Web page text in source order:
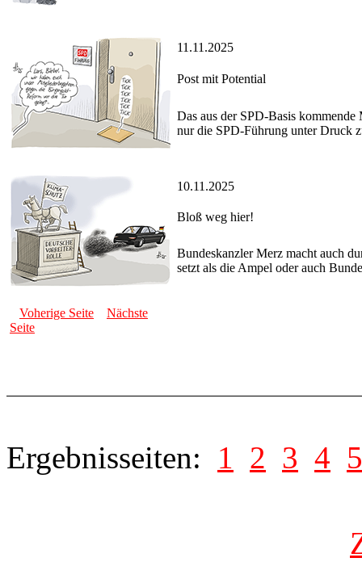
11.11.2025
Post mit Potential
Das aus der SPD-Basis
nur die SPD-Führung unter Druck
10.11.2025
Bloß weg hier!
Bundeskanzler Merz macht auch
setzt als die Ampel oder auch
Voherige Seite
Nächste
Seite
Ergebnisseiten: 1 2 3 4 5